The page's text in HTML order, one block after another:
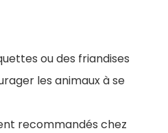
ou des friandises
les animaux à se
recommandés chez